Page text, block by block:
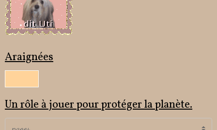
Araignées
Un rôle à jouer pour protéger la planète.